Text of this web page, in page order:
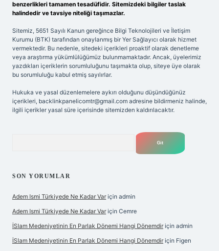
benzerlikleri tamamen tesadüfidir. Sitemizdeki bilgiler taslak
halindedir ve tavsiye niteliği taşımazlar.
Sitemiz, 5651 Sayılı Kanun gereğince Bilgi Teknolojileri ve İletişim
Kurumu (BTK) tarafından onaylanmış bir Yer Sağlayıcı olarak hizmet
vermektedir. Bu nedenle, sitedeki içerikleri proaktif olarak denetleme
veya araştırma yükümlülüğümüz bulunmamaktadır. Ancak, üyelerimiz
yazdıkları içeriklerin sorumluluğunu taşımakta olup, siteye üye olarak
bu sorumluluğu kabul etmiş sayılırlar.
Hukuka ve yasal düzenlemelere aykırı olduğunu düşündüğünüz
içerikleri, backlinkpanelicomtr@gmail.com adresine bildirmeniz halinde,
ilgili içerikler yasal süre içerisinde sitemizden kaldırılacaktır.
SON YORUMLAR
Adem Ismi Türkiyede Ne Kadar Var için admin
Adem Ismi Türkiyede Ne Kadar Var için Cemre
İSlam Medeniyetinin En Parlak Dönemi Hangi Dönemdir için admin
İSlam Medeniyetinin En Parlak Dönemi Hangi Dönemdir için Figen